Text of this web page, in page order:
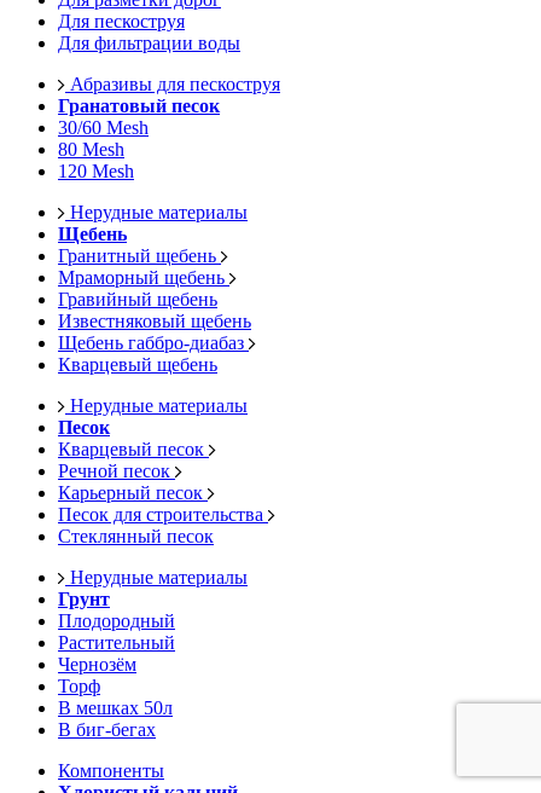
Для пескоструя
Для фильтрации воды
Абразивы для пескоструя
Гранатовый песок
30/60 Mesh
80 Mesh
120 Mesh
Нерудные материалы
Щебень
Гранитный щебень
Мраморный щебень
Гравийный щебень
Известняковый щебень
Щебень габбро-диабаз
Кварцевый щебень
Нерудные материалы
Песок
Кварцевый песок
Речной песок
Карьерный песок
Песок для строительства
Стеклянный песок
Нерудные материалы
Грунт
Плодородный
Растительный
Чернозём
Торф
В мешках 50л
В биг-бегах
Компоненты